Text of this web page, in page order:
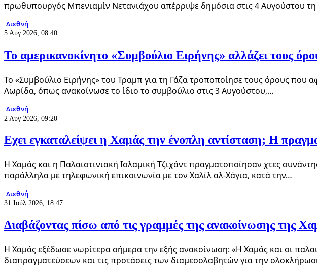
πρωθυπουργός Μπενιαμίν Νετανιάχου απέρριψε δημόσια στις 4 Αυγούστου
Διεθνή
5 Αυγ 2026, 08:40
Το αμερικανoκίνητο «Συμβούλιο Ειρήνης» αλλάζει τους
Το «Συμβούλιο Ειρήνης» του Τραμπ για τη Γάζα τροποποίησε τους όρους
Λωρίδα, όπως ανακοίνωσε το ίδιο το συμβούλιο στις 3 Αυγούστου,…
Διεθνή
2 Αυγ 2026, 09:20
Εχει εγκαταλείψει η Χαμάς την ένοπλη αντίσταση; Η
Η Χαμάς και η Παλαιστινιακή Ισλαμική Τζιχάντ πραγματοποίησαν χτες
παράλληλα με τηλεφωνική επικοινωνία με τον Χαλίλ αλ-Χάγια, κατά την…
Διεθνή
31 Ιούλ 2026, 18:47
Διαβάζοντας πίσω από τις γραμμές της ανακοίνωσης της
Η Χαμάς εξέδωσε νωρίτερα σήμερα την εξής ανακοίνωση: «Η Χαμάς και οι
διαπραγματεύσεων και τις προτάσεις των διαμεσολαβητών για την